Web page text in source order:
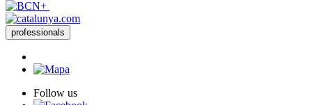
professionals
Follow us